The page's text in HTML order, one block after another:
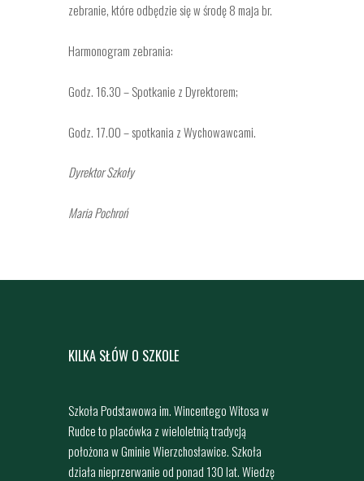
zebranie, które odbędzie się w środę 8 maja br.
Harmonogram zebrania:
Godz. 16.30 – Spotkanie z Dyrektorem;
Godz. 17.00 – spotkania z Wychowawcami.
Dyrektor Szkoły
Maria Pochroń
KILKA SŁÓW O SZKOLE
Szkoła Podstawowa im. Wincentego Witosa w
Rudce to placówka z wieloletnią tradycją
położona w Gminie Wierzchosławice. Szkoła
działa nieprzerwanie od ponad 130 lat. Wiedzę